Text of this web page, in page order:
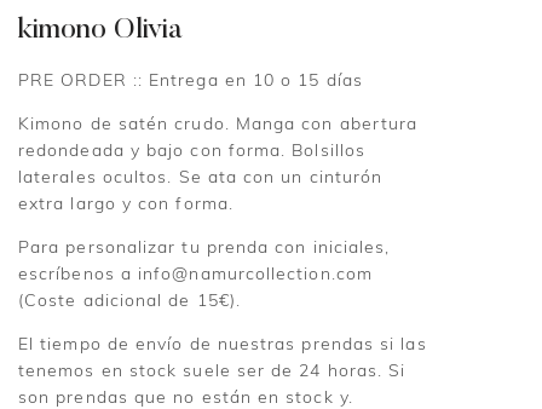
kimono Olivia
PRE ORDER :: Entrega en 10 o 15 días
Kimono de satén crudo. Manga con abertura
redondeada y bajo con forma. Bolsillos
laterales ocultos. Se ata con un cinturón
extra largo y con forma.
Para personalizar tu prenda con iniciales,
escríbenos a info@namurcollection.com
(Coste adicional de 15€).
El tiempo de envío de nuestras prendas si las
tenemos en stock suele ser de 24 horas. Si
son prendas que no están en stock y.